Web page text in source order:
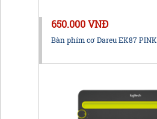
650.000 VNĐ
Bàn phím cơ Dareu EK87 PINK